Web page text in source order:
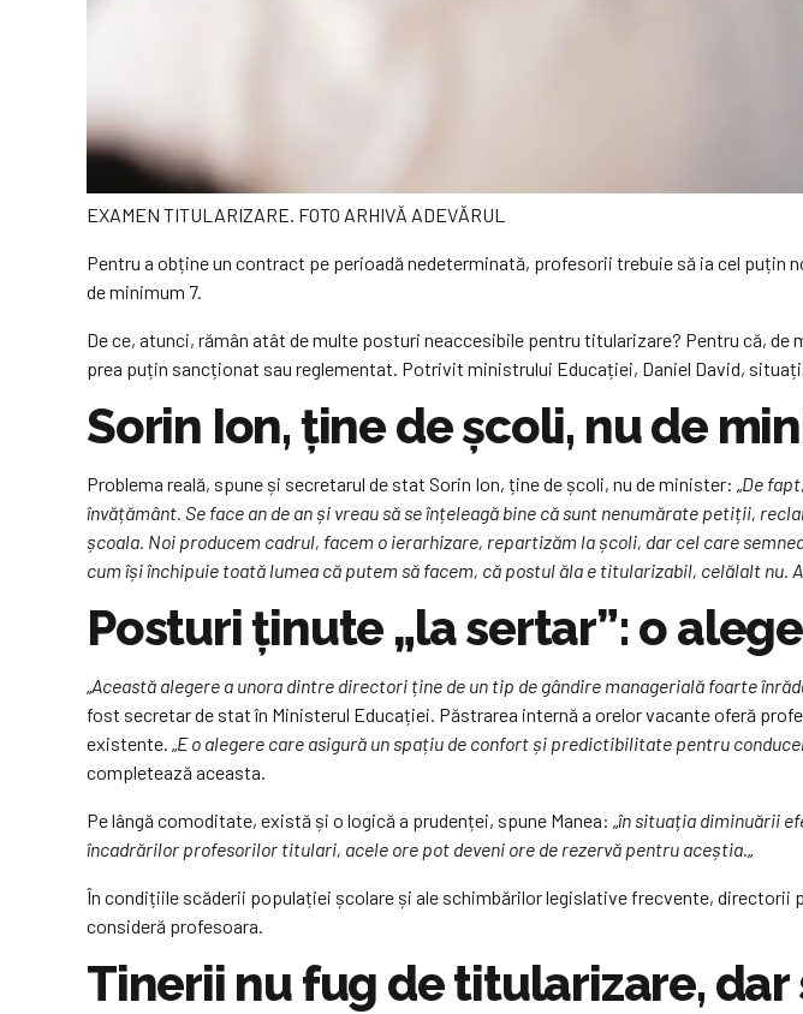
EXAMEN TITULARIZARE. FOTO ARHIVĂ ADEVĂRUL
Pentru a obține un contract pe perioadă nedeterminată, profesorii trebuie să ia cel
de minimum 7.
De ce, atunci, rămân atât de multe posturi neaccesibile pentru titularizare? Pentru că,
prea puțin sancționat sau reglementat. Potrivit ministrului Educației, Daniel David,
Sorin Ion, ține de școli, nu de
Problema reală, spune și secretarul de stat Sorin Ion, ține de școli, nu de minister: „De
învățământ. Se face an de an și vreau să se înțeleagă bine că sunt nenumărate petiții,
școala. Noi producem cadrul, facem o ierarhizare, repartizăm la școli, dar cel care
cum își închipuie toată lumea că putem să facem, că postul ăla e titularizabil, celălalt nu.
Posturi ținute „la sertar”: o
„Această alegere a unora dintre directori ține de un tip de gândire managerială foarte
fost secretar de stat în Ministerul Educației. Păstrarea internă a orelor vacante oferă
existente. „E o alegere care asigură un spațiu de confort și predictibilitate pentru
completează aceasta.
Pe lângă comoditate, există și o logică a prudenței, spune Manea: „în situația diminuării
încadrărilor profesorilor titulari, acele ore pot deveni ore de rezervă pentru aceștia.„
În condițiile scăderii populației școlare și ale schimbărilor legislative frecvente, directorii
consideră profesoara.
Tinerii nu fug de titularizare,